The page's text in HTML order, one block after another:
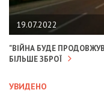
19.07.2022
"ВІЙНА БУДЕ
БІЛЬШЕ ЗБРОЇ
УВИДЕНО